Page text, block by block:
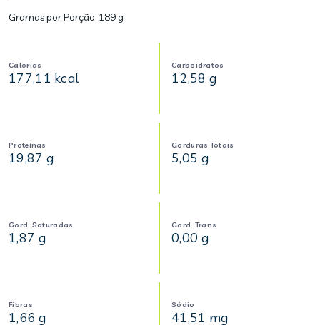
Gramas por Porção: 189 g
Calorias
177,11 kcal
Carboidratos
12,58 g
Proteínas
19,87 g
Gorduras Totais
5,05 g
Gord. Saturadas
1,87 g
Gord. Trans
0,00 g
Fibras
1,66 g
Sódio
41,51 mg